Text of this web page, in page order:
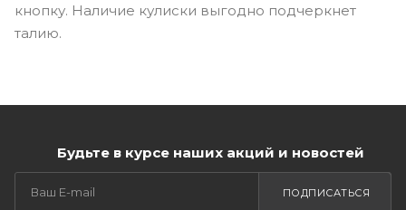
кнопку. Наличие кулиски выгодно подчеркнет
талию.
Будьте в курсе наших акций и новостей
ПОДПИСАТЬСЯ